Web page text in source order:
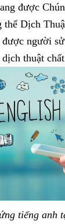
được
thế Dịch
người
thuật
tiếng anh